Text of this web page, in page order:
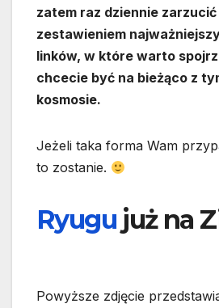
zatem raz dziennie
zestawieniem
linków, w które warto
chcecie być na bieżąco z
kosmosie.
Jeżeli taka forma Wam
to zostanie.
Ryugu już na
Powyższe zdjęcie